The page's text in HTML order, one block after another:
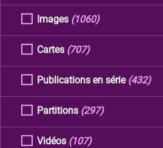
Images (1060)
Cartes (707)
Publications en série (432)
Partitions (297)
Vidéos (107)